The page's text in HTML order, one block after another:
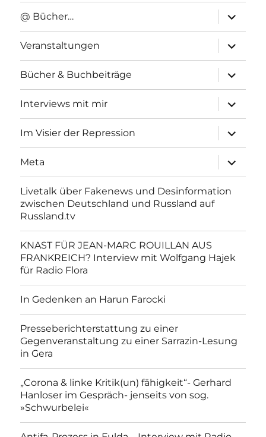
@ Bücher…
anzeigen
Veranstaltungen
anzeigen
Bücher & Buchbeiträge
anzeigen
Interviews mit mir
anzeigen
Im Visier der Repression
anzeigen
Meta
anzeigen
Livetalk über Fakenews und Desinformation
zwischen Deutschland und Russland auf
Russland.tv
KNAST FÜR JEAN-MARC ROUILLAN AUS
FRANKREICH? Interview mit Wolfgang Hajek
für Radio Flora
In Gedenken an Harun Farocki
Presseberichterstattung zu einer
Gegenveranstaltung zu einer Sarrazin-Lesung
in Gera
„Corona & linke Kritik(un) fähigkeit“- Gerhard
Hanloser im Gespräch- jenseits von sog.
»Schwurbelei«